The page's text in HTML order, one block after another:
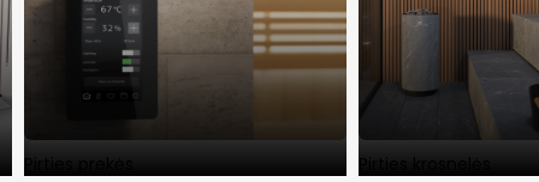
Pirties prekės Pirties krosnelės